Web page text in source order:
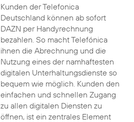
Kunden der Telefonica
Deutschland können ab sofort
DAZN per Handyrechnung
bezahlen. So macht Telefónica
ihnen die Abrechnung und die
Nutzung eines der namhaftesten
digitalen Unterhaltungsdienste so
bequem wie möglich. Kunden den
einfachen und schnellen Zugang
zu allen digitalen Diensten zu
öffnen, ist ein zentrales Element